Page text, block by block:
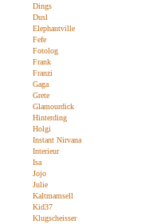
Dings
Dusl
Elephantville
Fefe
Fotolog
Frank
Franzi
Gaga
Grete
Glamourdick
Hinterding
Holgi
Instant Nirvana
Interieur
Isa
Jojo
Julie
Kaltmamsell
Kid37
Klugscheisser